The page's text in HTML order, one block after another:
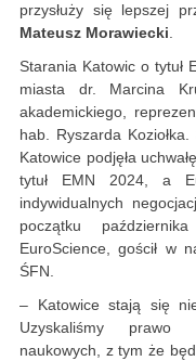
przysłuży się lepszej
Mateusz Morawiecki.
Starania Katowic o tytuł
miasta dr. Marcina
akademickiego,
hab. Ryszarda
Katowice podjęła
tytuł EMN 2024, a
indywidualnych
początku
EuroScience, gościł w
ŚFN.
– Katowice stają się
Uzyskaliśmy prawo
naukowych, z tym że